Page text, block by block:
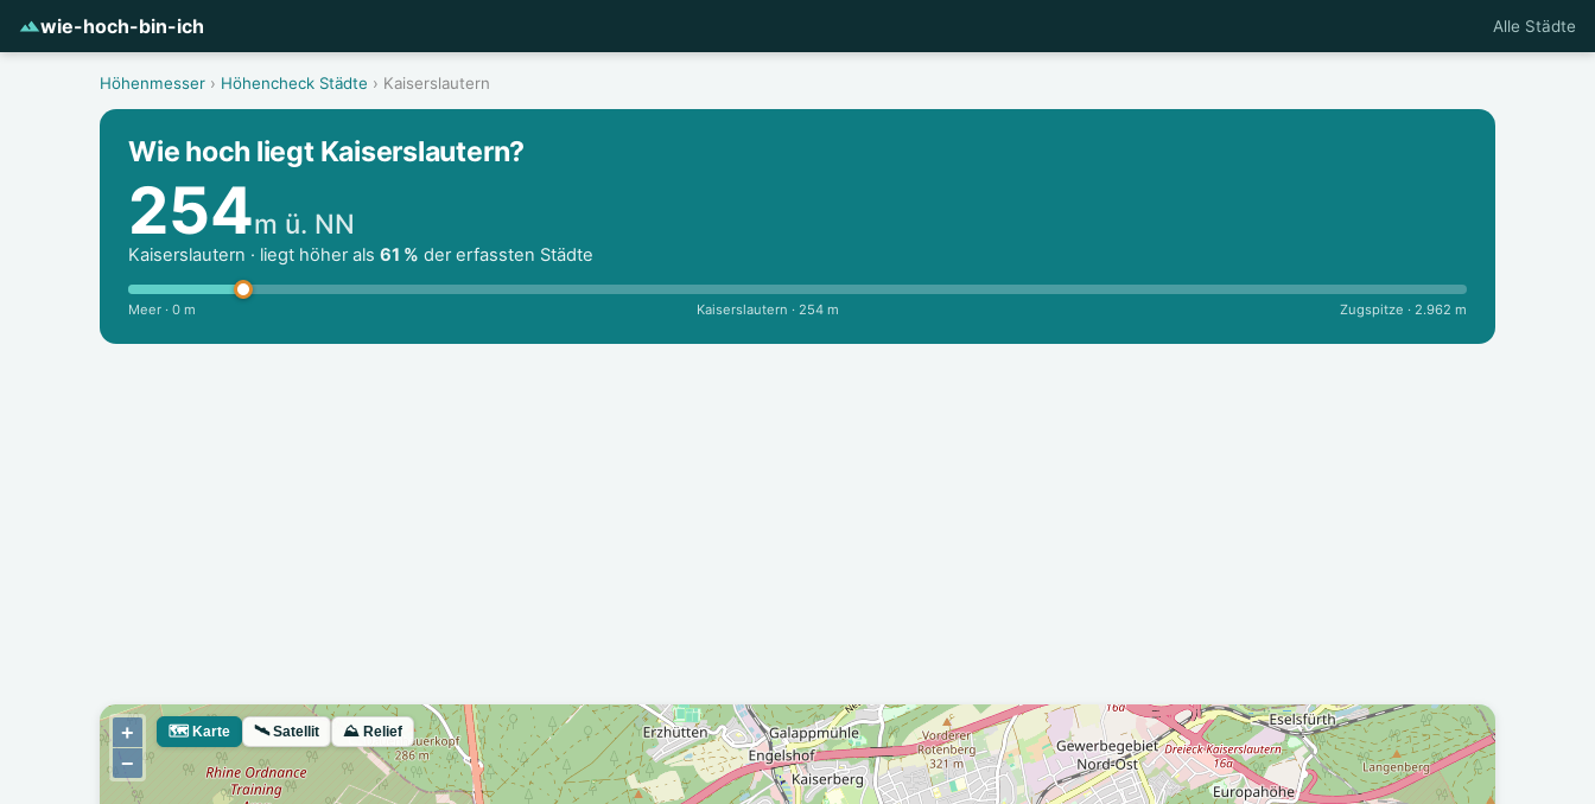
wie-hoch-bin-ich Alle Städte
Höhenmesser › Höhencheck Städte › Kaiserslautern
Wie hoch liegt Kaiserslautern?
254m ü. NN
Kaiserslautern · liegt höher als 61 % der erfassten Städte
Meer · 0 m Kaiserslautern · 254 m Zugspitze · 2.962 m
+
−
🗺 Karte 🛰Satellit ⛰ Relief